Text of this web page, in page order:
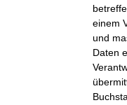
einem
und
Daten